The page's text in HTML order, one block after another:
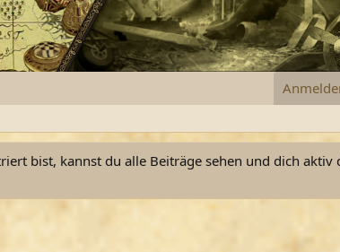
bist, kannst du alle Beiträge sehen und dich aktiv